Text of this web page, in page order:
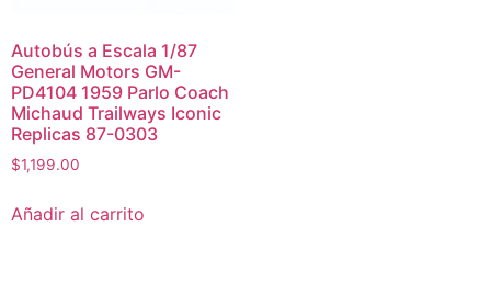
Autobús a Escala 1/87
General Motors GM-
PD4104 1959 Parlo Coach
Michaud Trailways Iconic
Replicas 87-0303
$1,199.00
Añadir al carrito